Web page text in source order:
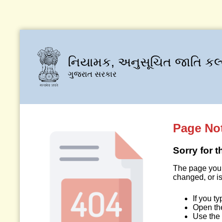
નિયામક, અનુસૂચિત જાતિ
ગુજરાત સરકાર
Page
Sorry for
The page
changed, or
If you
Open
Use